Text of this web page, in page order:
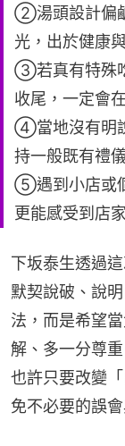
②湯頭設計偏
光，出於健康
③若真有特殊
收尾，一定會
④當地沒有明
持一般既有禮
⑤遇到小店或
更能感受到店
下坂泰生透過
默契說破、說
法，而是希望
解、多一分尊
也許只要改變
免不必要的誤